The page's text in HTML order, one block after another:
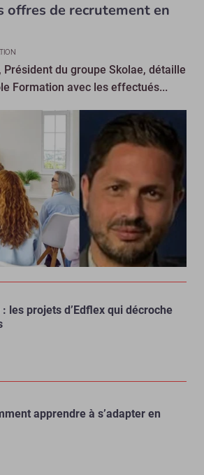
offres de recrutement en
du groupe Skolae, détaille
Formation avec les effectués...
les projets d’Edflex qui décroche
apprendre à s’adapter en